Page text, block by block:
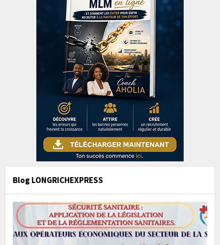
Blog LONGRICHEXPRESS